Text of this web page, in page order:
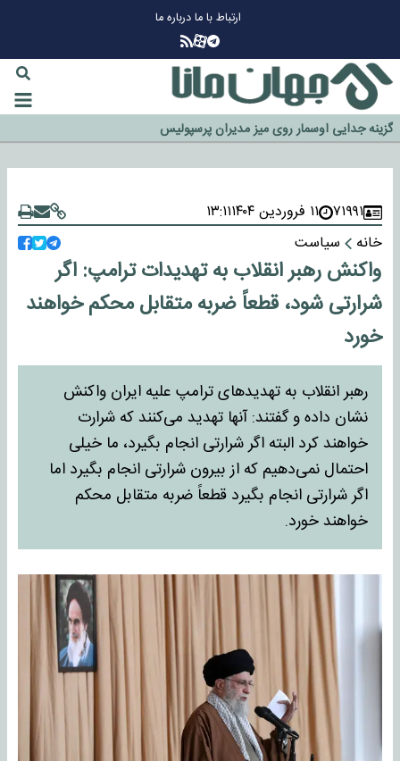
ارتباط با مادرباره ما
چرا طلا دوباره افزایشی شد؟
گزینه جدایی اوسمار روی میز مدیران پرسپولیس
آیا رئیس جمهور آمریکا قانون را دور می‌زند؟
اخراج رسمی چهره نامدار از پرسپولیس
خورد ۷۱۹۹۱ ۱۱ فروردین ۱۴۰۴
۱۳:۱۱
خانه
سیاست
واکنش رهبر انقلاب به تهدیدات ترامپ: اگر
شرارتی شود، قطعاً ضربه متقابل محکم خواهند
خورد
رهبر انقلاب به تهدیدهای ترامپ علیه ایران واکنش
نشان داده و گفتند: آنها تهدید می‌کنند که شرارت
خواهند کرد البته اگر شرارتی انجام بگیرد، ما خیلی
احتمال نمی‌دهیم که از بیرون شرارتی انجام بگیرد اما
اگر شرارتی انجام بگیرد قطعاً ضربه متقابل محکم
خواهند خورد.